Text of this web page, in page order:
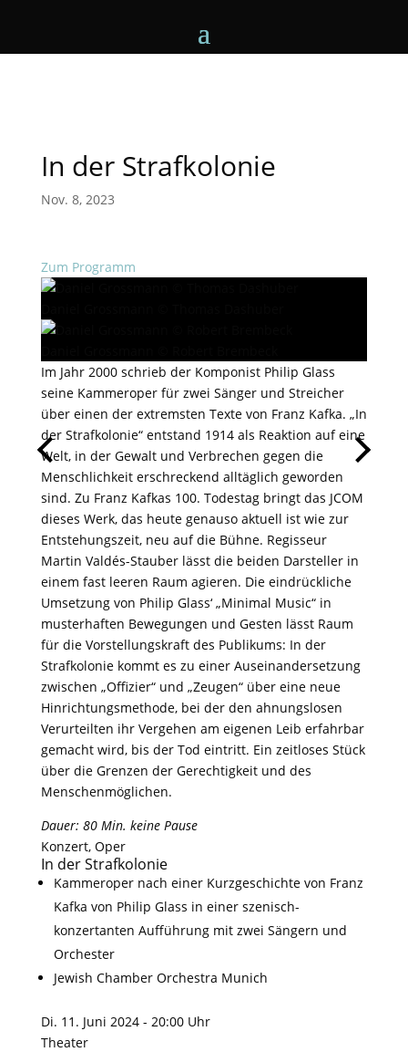
In der Strafkolonie
Nov. 8, 2023
Zum Programm
Im Jahr 2000 schrieb der Komponist Philip Glass
seine Kammeroper für zwei Sänger und Streicher
über einen der extremsten Texte von Franz Kafka. „In
der Strafkolonie“ entstand 1914 als Reaktion auf eine
Welt, in der Gewalt und Verbrechen gegen die
Menschlichkeit erschreckend alltäglich geworden
sind. Zu Franz Kafkas 100. Todestag bringt das JCOM
dieses Werk, das heute genauso aktuell ist wie zur
Entstehungszeit, neu auf die Bühne. Regisseur
Martin Valdés-Stauber lässt die beiden Darsteller in
einem fast leeren Raum agieren. Die eindrückliche
Umsetzung von Philip Glass‘ „Minimal Music“ in
musterhaften Bewegungen und Gesten lässt Raum
für die Vorstellungskraft des Publikums: In der
Strafkolonie kommt es zu einer Auseinandersetzung
zwischen „Offizier“ und „Zeugen“ über eine neue
Hinrichtungsmethode, bei der den ahnungslosen
Verurteilten ihr Vergehen am eigenen Leib erfahrbar
gemacht wird, bis der Tod eintritt. Ein zeitloses Stück
über die Grenzen der Gerechtigkeit und des
Menschenmöglichen.
Dauer: 80 Min. keine Pause
Konzert, Oper
In der Strafkolonie
Kammeroper nach einer Kurzgeschichte von Franz
Kafka von Philip Glass in einer szenisch-
konzertanten Aufführung mit zwei Sängern und
Orchester
Jewish Chamber Orchestra Munich
Di. 11. Juni 2024 - 20:00 Uhr
Theater